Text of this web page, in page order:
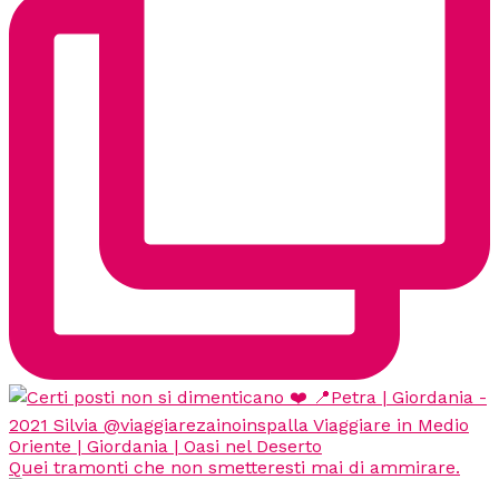
Quei tramonti che non smetteresti mai di ammirare.